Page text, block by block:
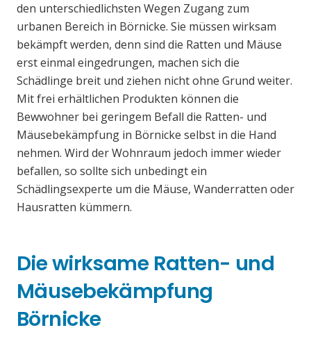
den unterschiedlichsten Wegen Zugang zum
urbanen Bereich in Börnicke. Sie müssen wirksam
bekämpft werden, denn sind die Ratten und Mäuse
erst einmal eingedrungen, machen sich die
Schädlinge breit und ziehen nicht ohne Grund weiter.
Mit frei erhältlichen Produkten können die
Bewwohner bei geringem Befall die Ratten- und
Mäusebekämpfung in Börnicke selbst in die Hand
nehmen. Wird der Wohnraum jedoch immer wieder
befallen, so sollte sich unbedingt ein
Schädlingsexperte um die Mäuse, Wanderratten oder
Hausratten kümmern.
Die wirksame Ratten- und
Mäusebekämpfung
Börnicke